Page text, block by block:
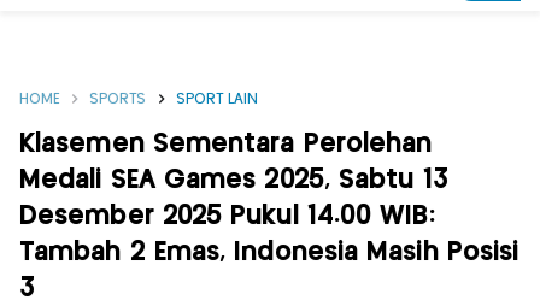
HOME SPORTS SPORT LAIN
Klasemen Sementara Perolehan
Medali SEA Games 2025, Sabtu 13
Desember 2025 Pukul 14.00 WIB:
Tambah 2 Emas, Indonesia Masih Posisi
3